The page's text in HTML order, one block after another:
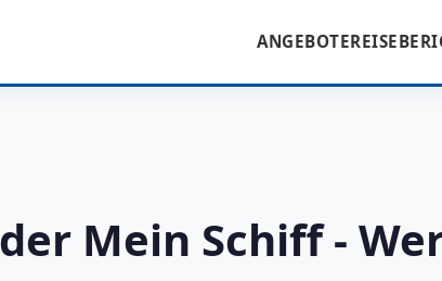
ANGEBOTE
Mein Schiff -